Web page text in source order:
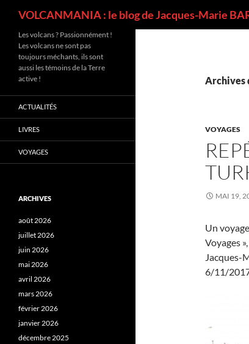
VOLCANMANIA : le blog de Jacques-Marie
Archives
VOYAGES
MAI 19,
Un
Voyages
Jacques-
6/11/
Les volcans ? Passionnément !
Les volcans ne sont pas
toujours méchants, ils sont
aussi les témoins de la Terre
active !
ACTUALITÉS
LIVRES
VOYAGES
ARCHIVES
août 2026
juillet 2026
juin 2026
mai 2026
avril 2026
mars 2026
février 2026
janvier 2026
décembre 2025